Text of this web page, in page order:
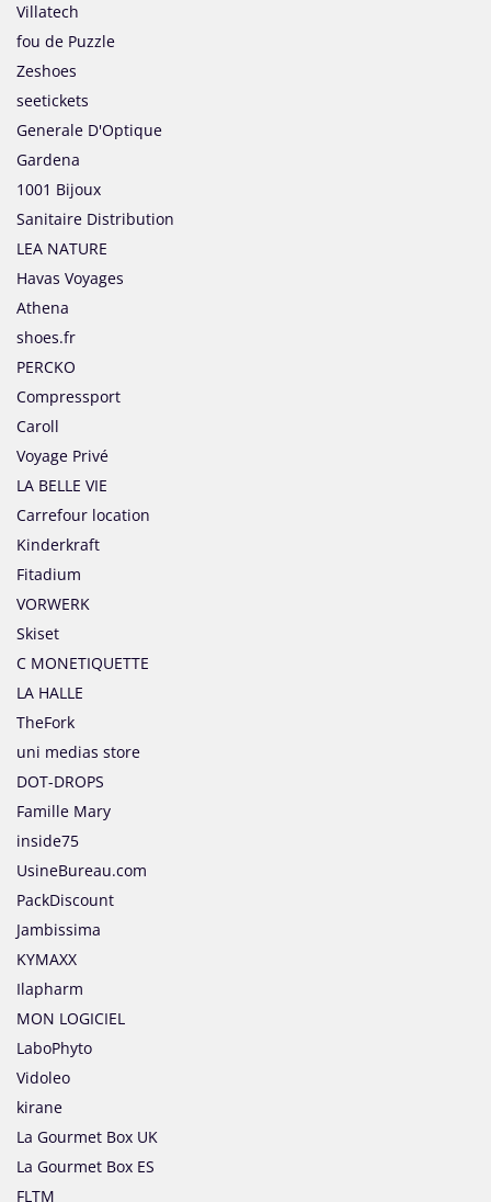
Villatech
fou de Puzzle
Zeshoes
seetickets
Generale D'Optique
Gardena
1001 Bijoux
Sanitaire Distribution
LEA NATURE
Havas Voyages
Athena
shoes.fr
PERCKO
Compressport
Caroll
Voyage Privé
LA BELLE VIE
Carrefour location
Kinderkraft
Fitadium
VORWERK
Skiset
C MONETIQUETTE
LA HALLE
TheFork
uni medias store
DOT-DROPS
Famille Mary
inside75
UsineBureau.com
PackDiscount
Jambissima
KYMAXX
Ilapharm
MON LOGICIEL
LaboPhyto
Vidoleo
kirane
La Gourmet Box UK
La Gourmet Box ES
FLTM